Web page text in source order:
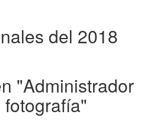
del 2018
"Administrador